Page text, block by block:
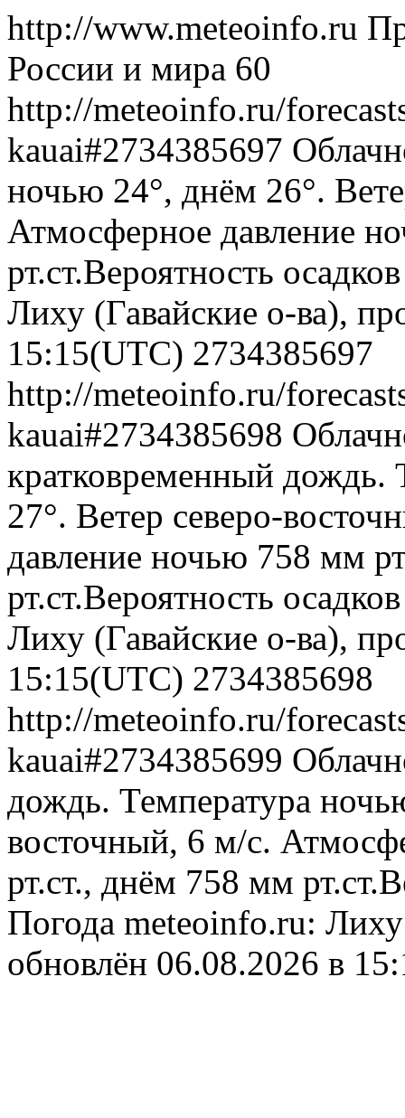
http://www.meteoinfo.ru
России и мира 60
http://meteoinfo.ru/
kauai#2734385697
ночью 24°, днём 26°.
Атмосферное давление
рт.ст.Вероятность
Лиху (Гавайские о-ва),
15:15(UTC) 2734385697
http://meteoinfo.ru/
kauai#2734385698
кратковременный дождь.
27°. Ветер северо-
давление ночью 758 мм
рт.ст.Вероятность
Лиху (Гавайские о-ва),
15:15(UTC) 2734385698
http://meteoinfo.ru/
kauai#2734385699
дождь. Температура
восточный, 6 м/с.
рт.ст., днём 758 мм
Погода meteoinfo.ru: Лиху
обновлён 06.08.2026 в